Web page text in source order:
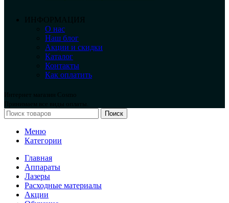
ИНФОРМАЦИЯ
О нас
Наш блог
Акции и скидки
Каталог
Контакты
Как оплатить
Интернет магазин Cosmo
Принимаем все виды оплаты.
Поиск
Меню
Категории
Главная
Аппараты
Лазеры
Расходные материалы
Акции